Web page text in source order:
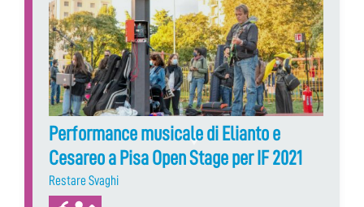
Performance musicale di Elianto e
Cesareo a Pisa Open Stage per IF 2021
Restare Svaghi